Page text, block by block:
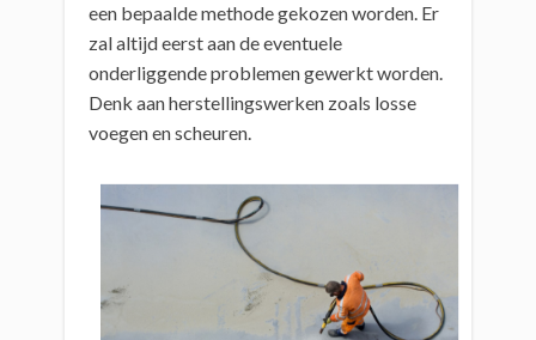
een bepaalde methode gekozen worden. Er
zal altijd eerst aan de eventuele
onderliggende problemen gewerkt worden.
Denk aan herstellingswerken zoals losse
voegen en scheuren.